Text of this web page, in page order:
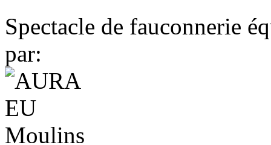
Spectacle de fauconnerie
par: